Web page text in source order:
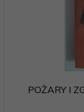
POŻARY I